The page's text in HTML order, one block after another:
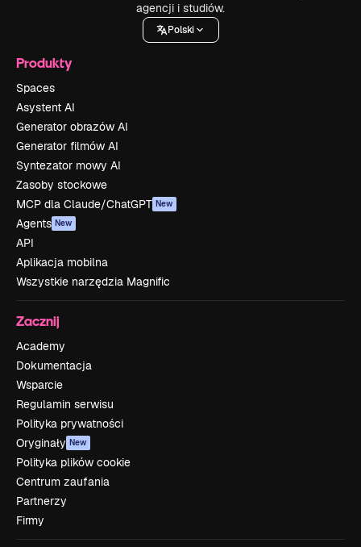
agencji i studiów.
Polski
Produkty
Spaces
Asystent AI
Generator obrazów AI
Generator filmów AI
Syntezator mowy AI
Zasoby stockowe
MCP dla Claude/ChatGPT New
Agents New
API
Aplikacja mobilna
Wszystkie narzędzia Magnific
Zacznij
Academy
Dokumentacja
Wsparcie
Regulamin serwisu
Polityka prywatności
Oryginały New
Polityka plików cookie
Centrum zaufania
Partnerzy
Firmy